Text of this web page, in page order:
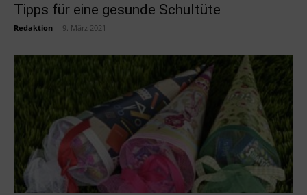
Tipps für eine gesunde Schultüte
Redaktion 9. März 2021